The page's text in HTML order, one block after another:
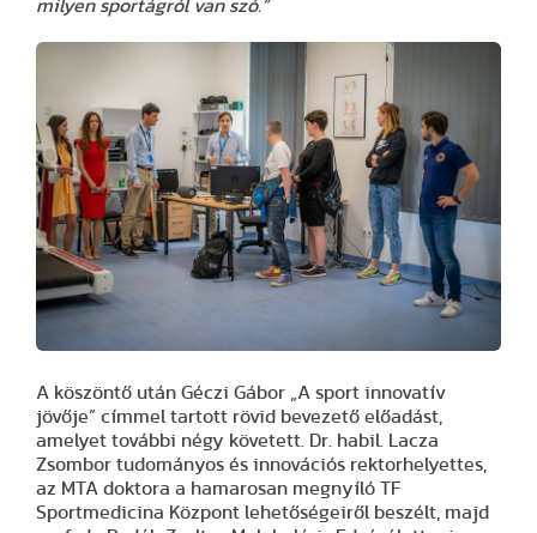
milyen sportágról van szó.”
A köszöntő után Géczi Gábor „A sport innovatív
jövője” címmel tartott rövid bevezető előadást,
amelyet további négy követett. Dr. habil. Lacza
Zsombor tudományos és innovációs rektorhelyettes,
az MTA doktora a hamarosan megnyíló TF
Sportmedicina Központ lehetőségeiről beszélt, majd